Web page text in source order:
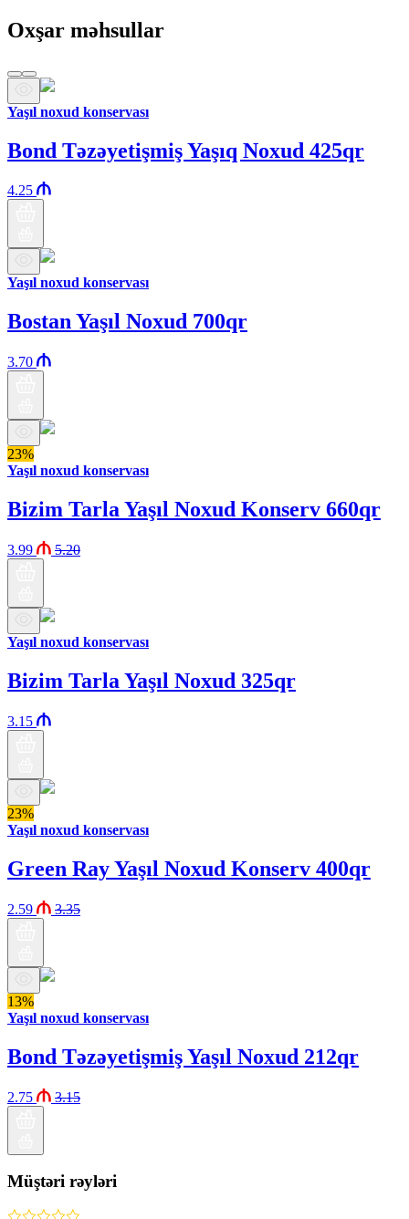
Oxşar məhsullar
Yaşıl noxud konservası
Bond Təzəyetişmiş Yaşıq Noxud 425qr
4.25
Yaşıl noxud konservası
Bostan Yaşıl Noxud 700qr
3.70
23%
Yaşıl noxud konservası
Bizim Tarla Yaşıl Noxud Konserv 660qr
3.99 5.20
Yaşıl noxud konservası
Bizim Tarla Yaşıl Noxud 325qr
3.15
23%
Yaşıl noxud konservası
Green Ray Yaşıl Noxud Konserv 400qr
2.59 3.35
13%
Yaşıl noxud konservası
Bond Təzəyetişmiş Yaşıl Noxud 212qr
2.75 3.15
Müştəri rəyləri